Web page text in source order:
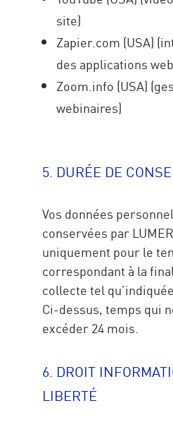
site)
Zapier.com (USA)
des applications
Zoom.info (USA)
webinaires)
5. DURÉE DE
Vos données
conservées par
uniquement pour le
correspondant à la
collecte tel
Ci-dessus, temps qui
excéder 24 mois.
6. DROIT
LIBERTÉ
Pour mieux vous
qui vous caractérise le
Veuillez vérifier votre
JE M'ABONNE
confidentialité
Pour mieux vous
qui vous caractérise le
Veuillez vérifier votre
confidentialité